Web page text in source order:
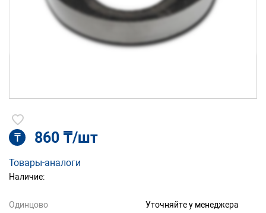
₸ 860 ₸/шт
Товары-аналоги
Наличие:
Одинцово
Уточняйте у менеджера